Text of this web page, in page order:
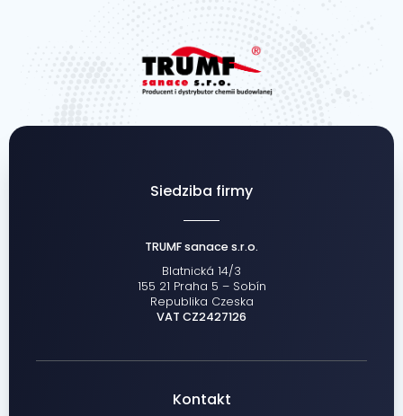
Siedziba firmy
TRUMF sanace s.r.o.
Blatnická 14/3
155 21 Praha 5 – Sobín
Republika Czeska
VAT CZ2427126
Kontakt